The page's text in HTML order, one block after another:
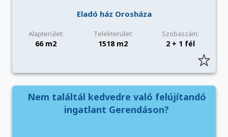
Eladó ház Orosháza
Alapterület: Telekterület: Szobaszám:
66 m2 1518 m2 2 + 1 fél
Nem találtál kedvedre való felújítandó
ingatlant Gerendáson?